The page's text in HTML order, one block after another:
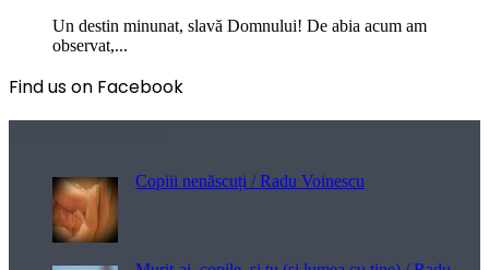
Un destin minunat, slavă Domnului! De abia acum am
observat,...
Find us on Facebook
Copiii nenăscuți / Radu Voinescu